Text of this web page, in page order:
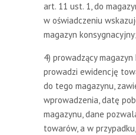
art. 11 ust. 1, do
w oświadczeniu
magazyn konsygnacyjny;
4) prowadzący
prowadzi ewidencję
do tego magazynu,
wprowadzenia, datę
magazynu, dane
towarów, a w